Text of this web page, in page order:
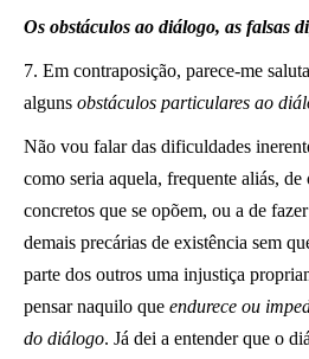
Os obstáculos ao diálogo, as falsas
7. Em contraposição, parece-me
alguns obstáculos particulares ao
Não vou falar das dificuldades
como seria aquela, frequente aliás, de
concretos que se opõem, ou a de
demais precárias de existência sem
parte dos outros uma injustiça
pensar naquilo que endurece ou
do diálogo. Já dei a entender que o